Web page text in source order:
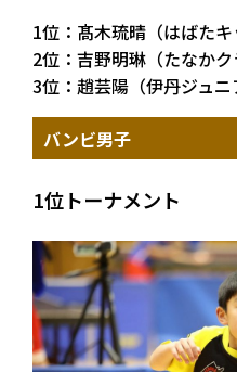
1位：髙木琉晴（はばたキ
2位：吉野明琳（たなかク
3位：趙芸陽（伊丹ジュニ
バンビ男子
1位トーナメント